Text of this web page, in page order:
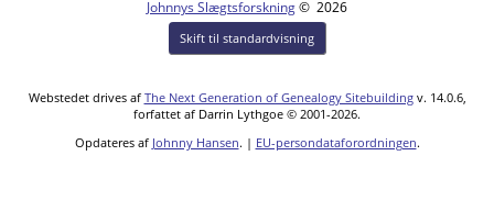
Johnnys Slægtsforskning© 2026
Skift til standardvisning
Webstedet drives af The Next Generation of Genealogy Sitebuildingv. 14.0.6,
forfattet af Darrin Lythgoe © 2001-2026.
Opdateres af Johnny Hansen. | EU-persondataforordningen.